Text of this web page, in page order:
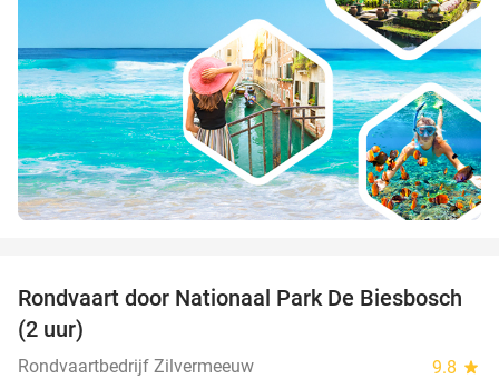
21%
Rondvaart door Nationaal Park De Biesbosch
(2 uur)
Rondvaartbedrijf Zilvermeeuw 9.8 star